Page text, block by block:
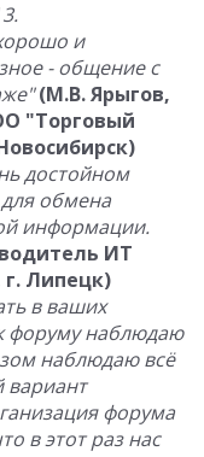
и
- общение с
(М.В. Ярыгов,
"Торговый
достойном
обмена
информации.
ИТ
Липецк)
в ваших
форуму наблюдаю
наблюдаю всё
вариант
форума
в этот раз нас